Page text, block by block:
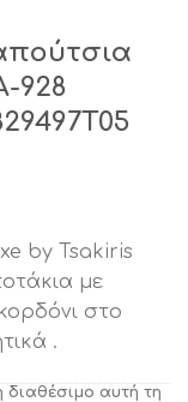
928
by Tsakiris
με
στο
.
διαθέσιμο αυτή τη